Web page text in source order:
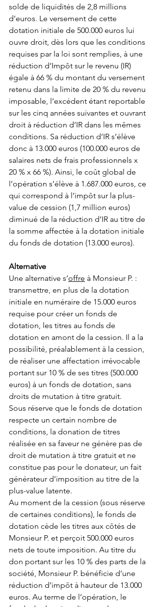
solde de liquidités de 2,8 millions
d’euros. Le versement de cette
dotation initiale de 500.000 euros lui
ouvre droit, dès lors que les conditions
requises par la loi sont remplies, à une
réduction d’Impôt sur le revenu (IR)
égale à 66 % du montant du versement
retenu dans la limite de 20 % du revenu
imposable, l’excédent étant reportable
sur les cinq années suivantes et ouvrant
droit à réduction d’IR dans les mêmes
conditions. Sa réduction d’IR s’élève
donc à 13.000 euros (100.000 euros de
salaires nets de frais professionnels x
20 % x 66 %). Ainsi, le coût global de
l’opération s’élève à 1.687.000 euros, ce
qui correspond à l’impôt sur la plus-
value de cession (1,7 million euros)
diminué de la réduction d’IR au titre de
la somme affectée à la dotation initiale
du fonds de dotation (13.000 euros).
Alternative
Une alternative s’offre à Monsieur P. :
transmettre, en plus de la dotation
initiale en numéraire de 15.000 euros
requise pour créer un fonds de
dotation, les titres au fonds de
dotation en amont de la cession. Il a la
possibilité, préalablement à la cession,
de réaliser une affectation irrévocable
portant sur 10 % de ses titres (500.000
euros) à un fonds de dotation, sans
droits de mutation à titre gratuit.
Sous réserve que le fonds de dotation
respecte un certain nombre de
conditions, la donation de titres
réalisée en sa faveur ne génère pas de
droit de mutation à titre gratuit et ne
constitue pas pour le donateur, un fait
générateur d’imposition au titre de la
plus-value latente.
Au moment de la cession (sous réserve
de certaines conditions), le fonds de
dotation cède les titres aux côtés de
Monsieur P. et perçoit 500.000 euros
nets de toute imposition. Au titre du
don portant sur les 10 % des parts de la
société, Monsieur P. bénéficie d’une
réduction d’impôt à hauteur de 13.000
euros. Au terme de l’opération, le